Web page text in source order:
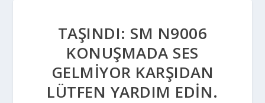
TAŞINDI: SM N9006
KONUŞMADA SES
GELMIYOR KARŞIDAN
LÜTFEN YARDIM EDIN.